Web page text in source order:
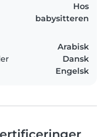
Hos
babysitteren
Arabisk
Dansk
Engelsk